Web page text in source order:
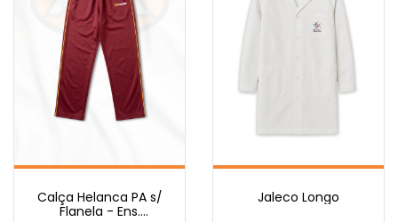
Calça Helanca PA s/
Flanela - Ens.
Jaleco Longo